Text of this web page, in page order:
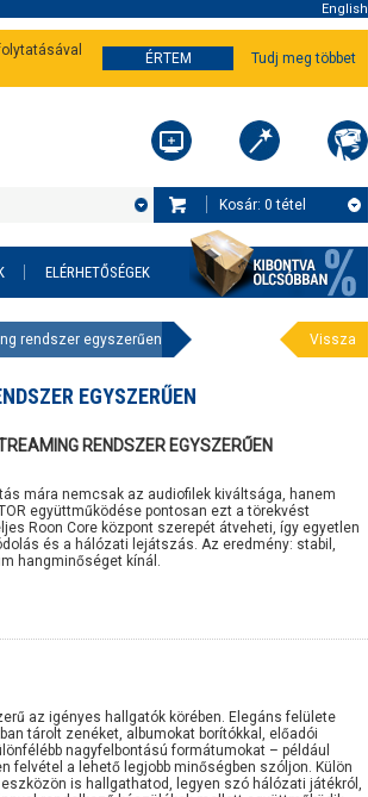
English
ÉRTEM Tudj meg többet
Kosár: 0 tétel
ELÉRHETŐSÉGEK
rendszer egyszerűen Vissza
EGYSZERŰEN
RENDSZER EGYSZERŰEN
mára nemcsak az audiofilek kiváltsága, hanem
együttműködése pontosan ezt a törekvést
Roon Core központ szerepét átveheti, így egyetlen
és a hálózati lejátszás. Az eredmény: stabil,
hangminőséget kínál.
az igényes hallgatók körében. Elegáns felülete
tárolt zenéket, albumokat borítókkal, előadói
nagyfelbontású formátumokat – például
felvétel a lehető legjobb minőségben szóljon. Külön
is hallgathatod, legyen szó hálózati játékról,